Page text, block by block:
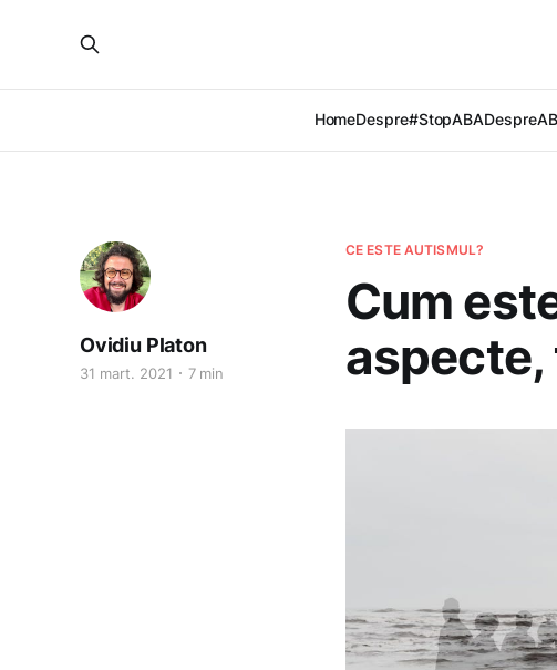
HomeDespre#StopABA
CE ESTE AUTISMUL?
Cum
aspecte,
Ovidiu Platon
31 mart. 2021 7 min